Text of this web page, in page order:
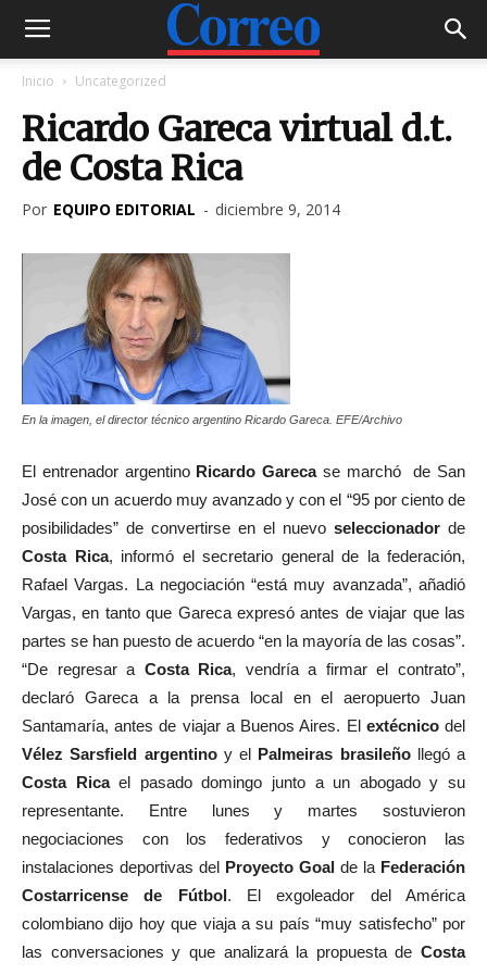
Inicio Uncategorized
Ricardo Gareca virtual d.t.
de Costa Rica
Por EQUIPO EDITORIAL - diciembre 9, 2014
En la imagen, el director técnico argentino Ricardo Gareca. EFE/Archivo
El entrenador argentinoRicardo Garecase marchó de San
José con un acuerdo muy avanzado y con el “95 por ciento de
posibilidades” de convertirse en el nuevo seleccionador de
Costa Rica, informó el secretario general de la federación,
Rafael Vargas. La negociación “está muy avanzada”, añadió
Vargas, en tanto que Gareca expresó antes de viajar que las
partes se han puesto de acuerdo “en la mayoría de las cosas”.
“De regresar a Costa Rica, vendría a firmar el contrato”,
declaró Gareca a la prensa local en el aeropuerto Juan
Santamaría, antes de viajar a Buenos Aires. El extécnicodel
Vélez Sarsfield argentino y el Palmeiras brasileñollegó a
Costa Ricael pasado domingo junto a un abogado y su
representante. Entre lunes y martes sostuvieron
negociaciones con los federativos y conocieron las
instalaciones deportivas del Proyecto Goal de la Federación
Costarricense de Fútbol. El exgoleador del América
colombiano dijo hoy que viaja a su país “muy satisfecho” por
las conversaciones y que analizará la propuesta de Costa